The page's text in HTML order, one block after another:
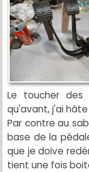
Le toucher des
qu'avant, j'ai
Par contre au
base de la
que je doive
tient une fois